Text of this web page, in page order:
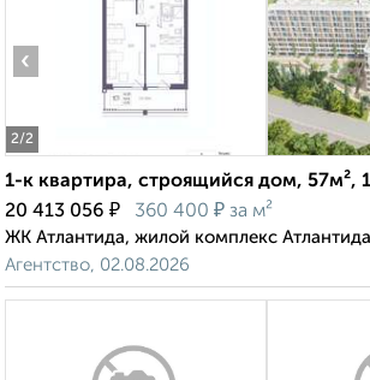
2/2
‹
1-к квартира, строящийся дом, 57м²,
20 413 056 ₽ 360 400 ₽ за м²
ЖК Атлантида, жилой комплекс Атлантида
Агентство, 02.08.2026